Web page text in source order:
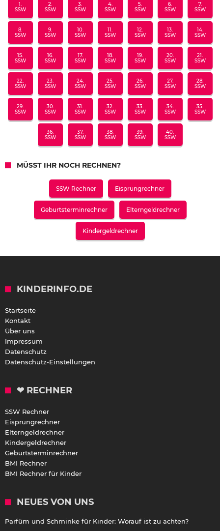
1.
SSW
2.
SSW
3.
SSW
4.
SSW
5.
SSW
6.
SSW
7.
SSW
8.
SSW
9.
SSW
10.
SSW
11.
SSW
12.
SSW
13.
SSW
14.
SSW
15.
SSW
16.
SSW
17.
SSW
18.
SSW
19.
SSW
20.
SSW
21.
SSW
22.
SSW
23.
SSW
24.
SSW
25.
SSW
26.
SSW
27.
SSW
28.
SSW
29.
SSW
30.
SSW
31.
SSW
32.
SSW
33.
SSW
34.
SSW
35.
SSW
36.
SSW
37.
SSW
38.
SSW
39.
SSW
40.
SSW
MÜSST IHR NOCH RECHNEN?
SSW Rechner Eisprungrechner
Geburtsterminrechner Elterngeldrechner
Kindergeldrechner
KINDERINFO.DE
Startseite
Kontakt
Über uns
Impressum
Datenschutz
Datenschutz-Einstellungen
❤ RECHNER
SSW Rechner
Eisprungrechner
Elterngeldrechner
Kindergeldrechner
Geburtsterminrechner
BMI Rechner
BMI Rechner für Kinder
NEUES VON UNS
Parfüm und Schminke für Kinder: Worauf ist zu achten?